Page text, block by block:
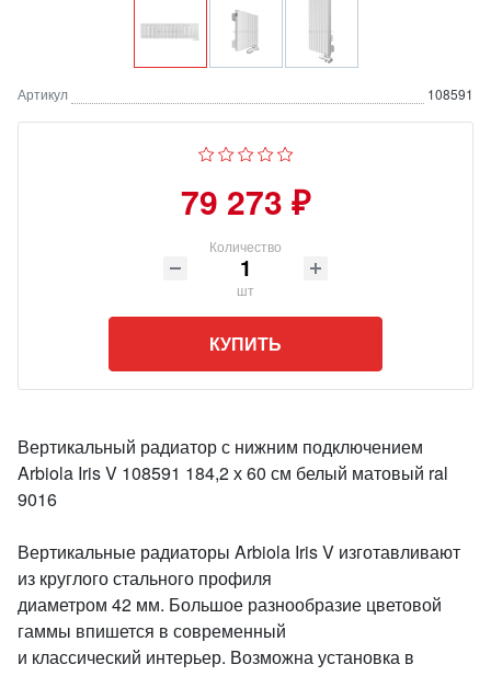
Артикул 108591
79 273 ₽
Количество
шт
КУПИТЬ
Вертикальный радиатор с нижним подключением
Arbiola Iris V 108591 184,2 х 60 см белый матовый ral
9016
Вертикальные радиаторы Arbiola Iris V изготавливают
из круглого стального профиля
диаметром 42 мм. Большое разнообразие цветовой
гаммы впишется в современный
и классический интерьер. Возможна установка в